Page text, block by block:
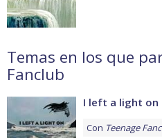
Temas en los que
Fanclub
I left a light on
Con Teenage